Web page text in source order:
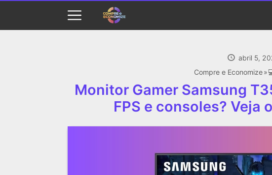
abril 5,
Compre e Economize
Monitor Gamer Samsung
FPS e consoles? Veja